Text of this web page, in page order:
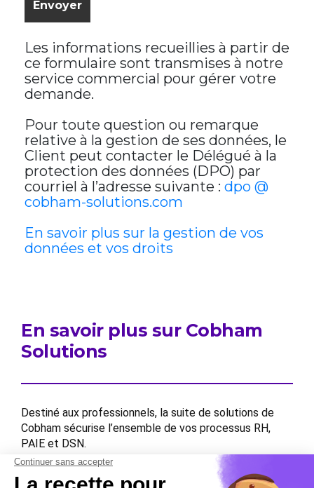
Les informations recueillies à partir de
ce formulaire sont transmises à notre
service commercial pour gérer votre
demande.
Pour toute question ou remarque
relative à la gestion de ses données, le
Client peut contacter le Délégué à la
protection des données (DPO) par
courriel à l’adresse suivante : dpo @
cobham-solutions.com
En savoir plus sur la gestion de vos
données et vos droits
En savoir plus sur Cobham
Solutions
Destiné aux professionnels, la suite de solutions de
Cobham sécurise l’ensemble de vos processus RH,
PAIE et DSN.